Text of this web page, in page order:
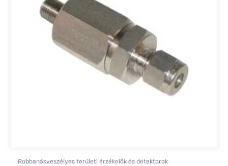
Robbanásveszélyes területi érzékelők és detektorok